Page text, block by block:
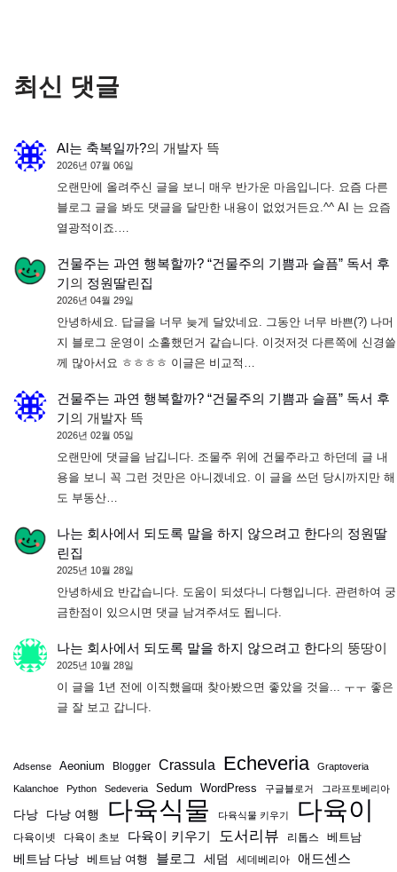
최신 댓글
AI는 축복일까?의 개발자 뜩
2026년 07월 06일
오랜만에 올려주신 글을 보니 매우 반가운 마음입니다. 요즘 다른
블로그 글을 봐도 댓글을 달만한 내용이 없었거든요.^^ AI 는 요즘
열광적이죠.…
건물주는 과연 행복할까? “건물주의 기쁨과 슬픔” 독서 후
기의 정원딸린집
2026년 04월 29일
안녕하세요. 답글을 너무 늦게 달았네요. 그동안 너무 바쁜(?) 나머
지 블로그 운영이 소홀했던거 같습니다. 이것저것 다른쪽에 신경쓸
께 많아서요 ㅎㅎㅎㅎ 이글은 비교적…
건물주는 과연 행복할까? “건물주의 기쁨과 슬픔” 독서 후
기의 개발자 뜩
2026년 02월 05일
오랜만에 댓글을 남깁니다. 조물주 위에 건물주라고 하던데 글 내
용을 보니 꼭 그런 것만은 아니겠네요. 이 글을 쓰던 당시까지만 해
도 부동산…
나는 회사에서 되도록 말을 하지 않으려고 한다의 정원딸
린집
2025년 10월 28일
안녕하세요 반갑습니다. 도움이 되셨다니 다행입니다. 관련하여 궁
금한점이 있으시면 댓글 남겨주셔도 됩니다.
나는 회사에서 되도록 말을 하지 않으려고 한다의 뚱땅이
2025년 10월 28일
이 글을 1년 전에 이직했을때 찾아봤으면 좋았을 것을... ㅜㅜ 좋은
글 잘 보고 갑니다.
Adsense Aeonium Blogger Crassula Echeveria Graptoveria
Kalanchoe Python Sedeveria Sedum WordPress 구글블로거 그라프토베리아
다낭 다낭 여행 다육식물 다육식물 키우기 다육이
다육이넷 다육이 초보 다육이 키우기 도서리뷰 리톱스
베트남
베트남 다낭 베트남 여행 블로그 세덤 세데베리아 애드센스